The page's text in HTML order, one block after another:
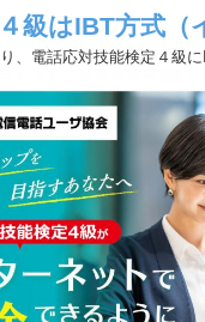
級はIBT方式
、電話応対技能検定４級